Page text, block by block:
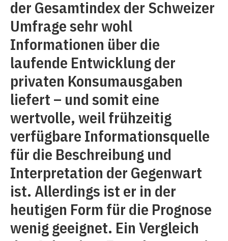
der Gesamtindex der Schweizer
Umfrage sehr wohl
Informationen über die
laufende Entwicklung der
privaten Konsumausgaben
liefert – und somit eine
wertvolle, weil frühzeitig
verfügbare Informationsquelle
für die Beschreibung und
Interpretation der Gegenwart
ist. Allerdings ist er in der
heutigen Form für die Prognose
wenig geeignet. Ein Vergleich